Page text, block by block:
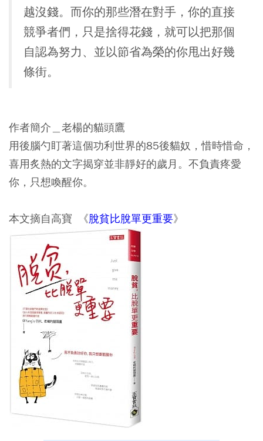
越沒錢。而你的那些潛在對手，你的直接
競爭者們，只是捨得花錢，就可以把那個
自認為努力、並以節省為榮的你甩出好幾
條街。
作者簡介＿老楊的貓頭鷹
用後腦勺盯著這個功利世界的85後貓奴，惜時惜命，
喜用炙熱的文字揭穿並非靜好的歲月。不負責疼愛
你，只想喚醒你。
本文摘自高寶 《脫貧比脫單更重要》